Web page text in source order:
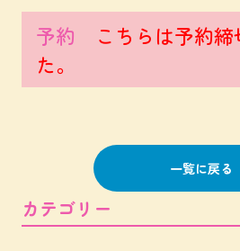
予約
こちらは予約
た。
一覧に戻る
カテゴリー